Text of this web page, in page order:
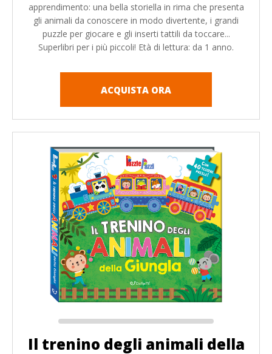
apprendimento: una bella storiella in rima che presenta
gli animali da conoscere in modo divertente, i grandi
puzzle per giocare e gli inserti tattili da toccare...
Superlibri per i più piccoli! Età di lettura: da 1 anno.
ACQUISTA ORA
Il trenino degli animali della